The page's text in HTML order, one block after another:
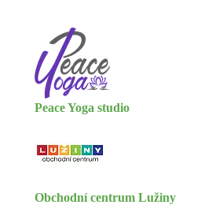
Peace Yoga studio
Obchodní centrum Lužiny